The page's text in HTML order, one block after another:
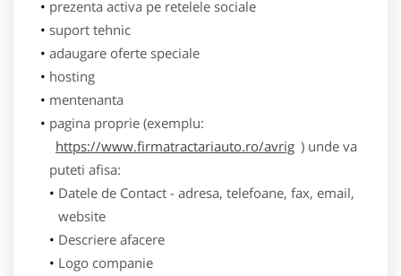
prezenta activa pe retelele sociale
suport tehnic
adaugare oferte speciale
hosting
mentenanta
pagina proprie (exemplu:
https://www.firmatractariauto.ro/avrig ) unde va
puteti afisa:
Datele de Contact - adresa, telefoane, fax, email,
website
Descriere afacere
Logo companie